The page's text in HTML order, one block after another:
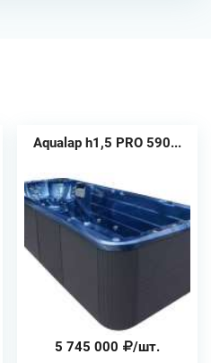
Aqualap h1,5 PRO 590...
5 745 000 /шт.